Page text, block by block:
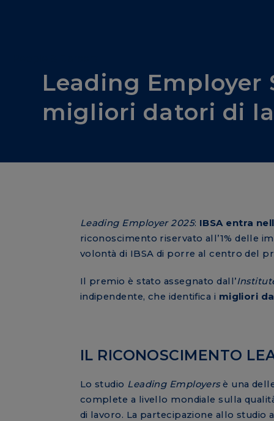
Leading Employer
migliori datori di
Leading Employer 2025: IBSA entra
riconoscimento riservato all’1% delle
volontà di IBSA di porre al centro del
Il premio è stato assegnato dall’
indipendente, che identifica i migliori
IL RICONOSCIMENTO
Lo studio Leading Employersè una
complete a livello mondiale sulla
di lavoro. La partecipazione allo studio